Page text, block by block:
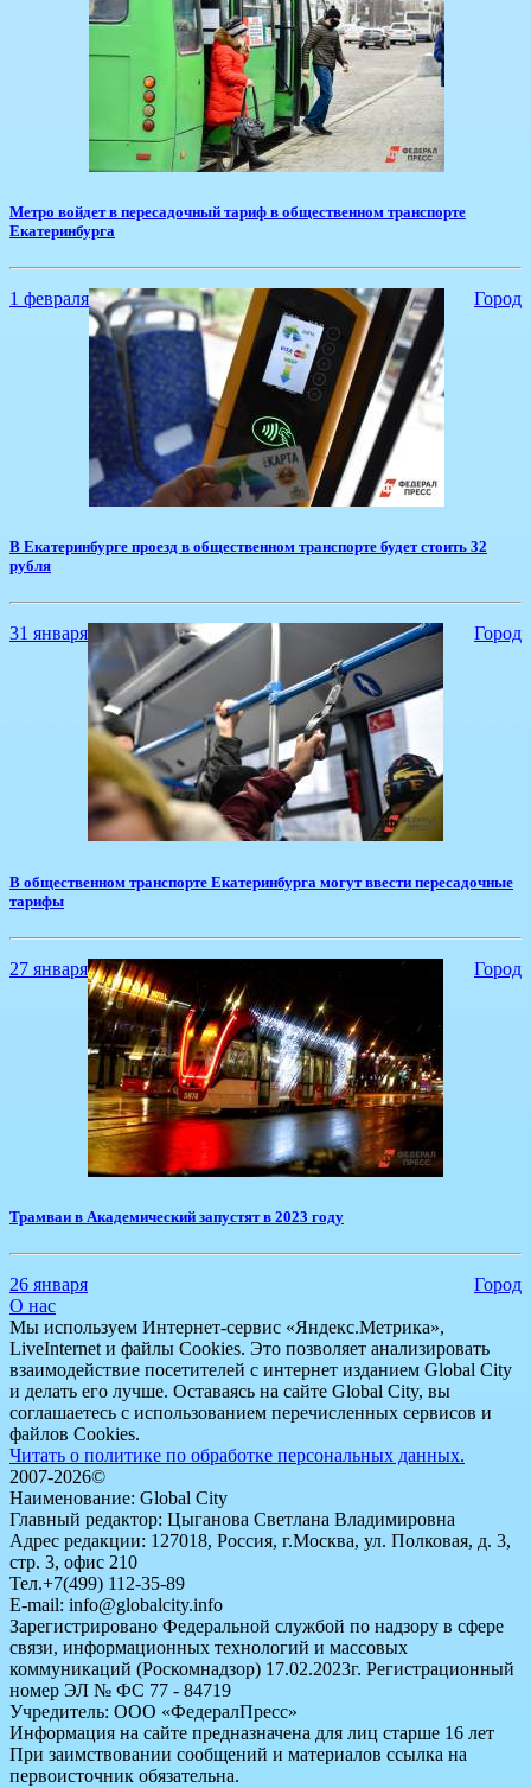
​Метро войдет в пересадочный тариф в общественном транспорте
Екатеринбурга
1 февраля Город
В Екатеринбурге проезд в общественном транспорте будет стоить 32
рубля
31 января Город
​В общественном транспорте Екатеринбурга могут ввести пересадочные
тарифы
27 января Город
​Трамваи в Академический запустят в 2023 году
26 января
Город
О нас
Мы используем Интернет-сервис «Яндекс.Метрика»,
LiveInternet и файлы Cookies. Это позволяет анализировать
взаимодействие посетителей с интернет изданием Global City
и делать его лучше. Оставаясь на сайте Global City, вы
соглашаетесь с использованием перечисленных сервисов и
файлов Cookies.
Читать о политике по обработке персональных данных.
2007-2026©
Наименование: Global City
Главный редактор: Цыганова Светлана Владимировна
Адрес редакции: 127018, Россия, г.Москва, ул. Полковая, д. 3,
стр. 3, офис 210
Тел.+7(499) 112-35-89
E-mail: info@globalcity.info
Зарегистрировано Федеральной службой по надзору в сфере
связи, информационных технологий и массовых
коммуникаций (Роскомнадзор) 17.02.2023г. Регистрационный
номер ЭЛ № ФС 77 - 84719
Учредитель: ООО «ФедералПресс»
Информация на сайте предназначена для лиц старше 16 лет
При заимствовании сообщений и материалов ссылка на
первоисточник обязательна.